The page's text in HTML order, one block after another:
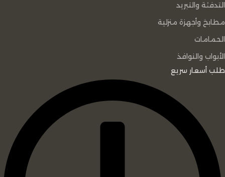
التدفئة والتبريد
مطابخ وأجهزة منزلية
الحمامات
الأبواب والنوافذ
طلب أسعار سريع